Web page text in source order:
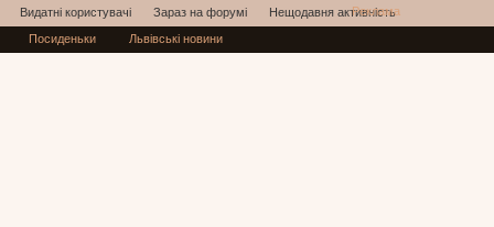
Видатні користувачі Зараз на форумі Нещодавня активність
Нові повідомлення профілю
Реклама
Посиденьки Львівські новини